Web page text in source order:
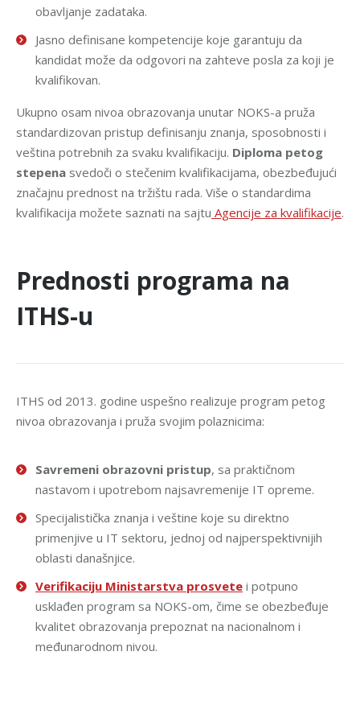
obavljanje zadataka.
Jasno definisane kompetencije koje garantuju da
kandidat može da odgovori na zahteve posla za koji je
kvalifikovan.
Ukupno osam nivoa obrazovanja unutar NOKS-a pruža
standardizovan pristup definisanju znanja, sposobnosti i
veština potrebnih za svaku kvalifikaciju. Diploma petog
stepena svedoči o stečenim kvalifikacijama, obezbeđujući
značajnu prednost na tržištu rada. Više o standardima
kvalifikacija možete saznati na sajtu Agencije za kvalifikacije.
Prednosti programa na
ITHS-u
ITHS od 2013. godine uspešno realizuje program petog
nivoa obrazovanja i pruža svojim polaznicima:
Savremeni obrazovni pristup, sa praktičnom
nastavom i upotrebom najsavremenije IT opreme.
Specijalistička znanja i veštine koje su direktno
primenjive u IT sektoru, jednoj od najperspektivnijih
oblasti današnjice.
Verifikaciju Ministarstva prosvete i potpuno
usklađen program sa NOKS-om, čime se obezbeđuje
kvalitet obrazovanja prepoznat na nacionalnom i
međunarodnom nivou.